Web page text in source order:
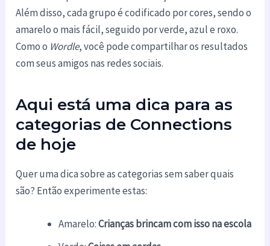
Além disso, cada grupo é codificado por cores, sendo o
amarelo o mais fácil, seguido por verde, azul e roxo.
Como o Wordle, você pode compartilhar os resultados
com seus amigos nas redes sociais.
Aqui está uma dica para as
categorias de Connections
de hoje
Quer uma dica sobre as categorias sem saber quais
são? Então experimente estas:
Amarelo:Crianças brincam com isso na escola